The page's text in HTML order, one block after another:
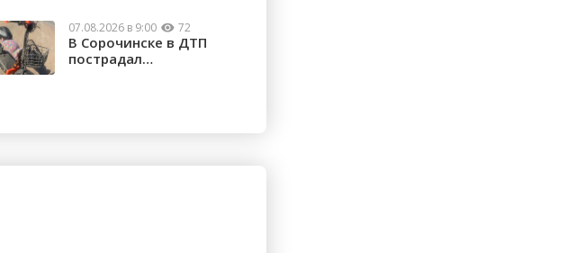
07.08.2026 в 9:00 72
В Сорочинске в ДТП
пострадал